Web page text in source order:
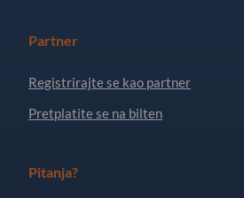
Partner
Registrirajte se kao partner
Pretplatite se na bilten
Pitanja?